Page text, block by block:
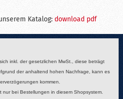
Katalog: download pdf
inkl. der gesetzlichen MwSt., diese beträgt
der anhaltend hohen Nachfrage, kann es
kommen.
bei Bestellungen in diesem Shopsystem.